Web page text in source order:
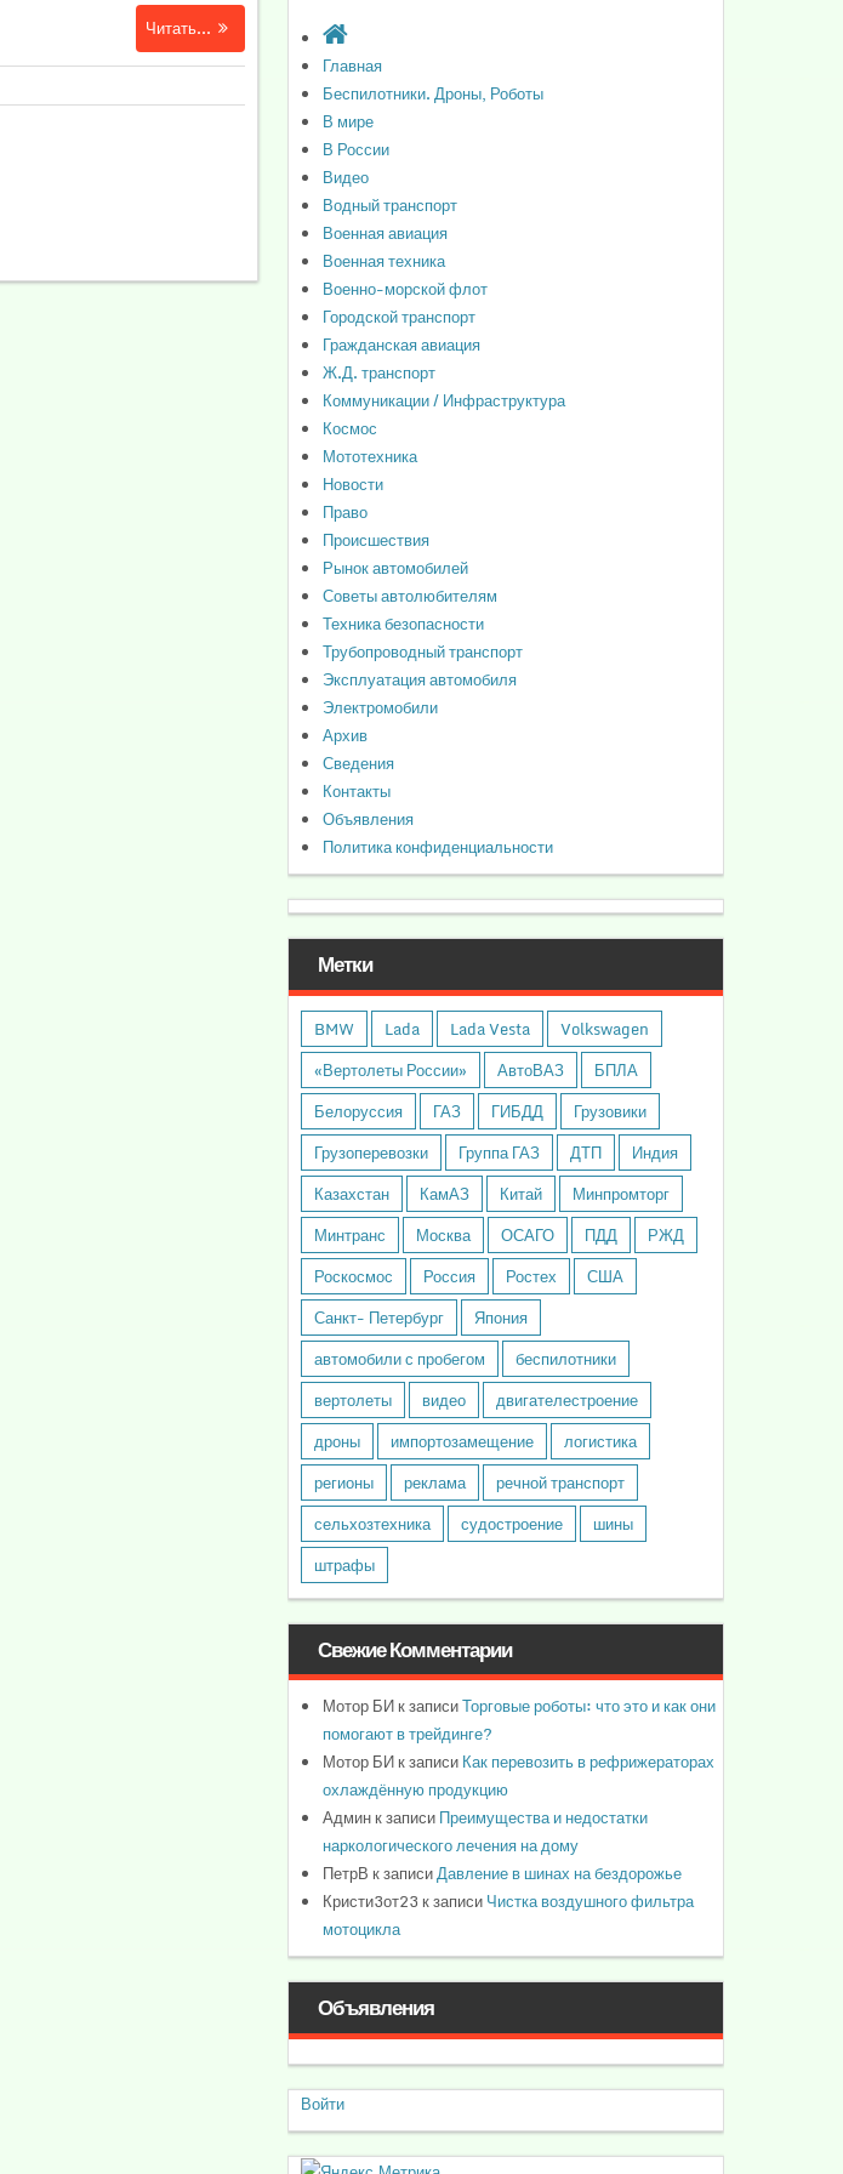
Читать...
Главная
Беспилотники. Дроны, Роботы
В мире
В России
Видео
Водный транспорт
Военная авиация
Военная техника
Военно-морской флот
Городской транспорт
Гражданская авиация
Ж.Д. транспорт
Коммуникации / Инфраструктура
Космос
Мототехника
Новости
Право
Происшествия
Рынок автомобилей
Советы автолюбителям
Техника безопасности
Трубопроводный транспорт
Эксплуатация автомобиля
Электромобили
Архив
Сведения
Контакты
Объявления
Политика конфиденциальности
Метки
BMW Lada Lada Vesta
Volkswagen
«Вертолеты России»
АвтоВАЗ
БПЛА
Белоруссия
ГАЗ ГИБДД
Грузовики
Грузоперевозки
Группа ГАЗ ДТП
Индия
Казахстан
КамАЗ Китай
Минпромторг
Минтранс
Москва ОСАГО ПДД
РЖД
Роскосмос
Россия Ростех
США
Санкт- Петербург
Япония
автомобили с пробегом
беспилотники
вертолеты
видео
двигателестроение
дроны
импортозамещение
логистика
регионы
реклама
речной транспорт
сельхозтехника
судостроение
шины
штрафы
Свежие Комментарии
Мотор БИк записиТорговые роботы: что это и как они
помогают в трейдинге?
Мотор БИк записиКак перевозить в рефрижераторах
охлаждённую продукцию
Админк записиПреимущества и недостатки
наркологического лечения на дому
ПетрВ к записиДавление в шинах на бездорожье
Кристи3от23 к записиЧистка воздушного фильтра
мотоцикла
Объявления
Войти